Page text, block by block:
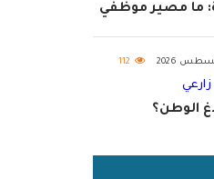
ما مصير موظفي
112